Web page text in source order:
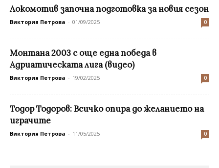
Локомотив започна подготовка за новия сезон
Виктория Петрова - 01/09/2025 0
Монтана 2003 с още една победа в
Адриатическата лига (видео)
Виктория Петрова - 19/02/2025 0
Тодор Тодоров: Всичко опира до желанието на
играчите
Виктория Петрова - 11/05/2025 0